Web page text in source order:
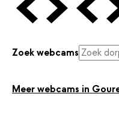
Zoek webcams
Meer webcams in